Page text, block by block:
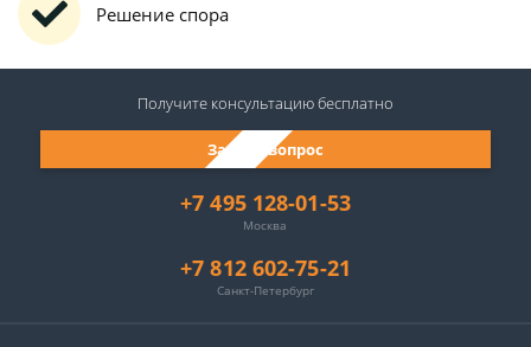
Решение спора
+7 495 128-01-53
Москва
+7 812 602-75-21
Санкт-Петербург
Задать вопрос
Получите консультациюбесплатно